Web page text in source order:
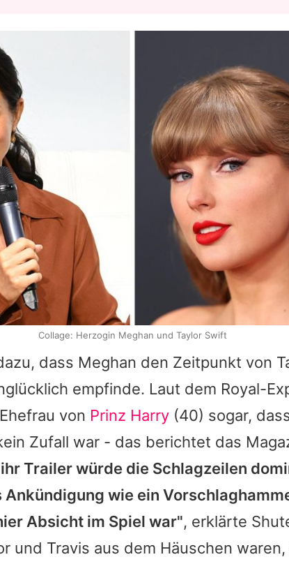
dass Meghan den Zeitpunkt von
empfinde. Laut dem Royal-
von Prinz Harry (40) sogar,
Zufall war - das berichtet das
Trailer würde die Schlagzeilen
Ankündigung wie ein
Absicht im Spiel war", erklärte
und Travis aus dem Häuschen waren,
Collage: Herzogin Meghan und Taylor Swift